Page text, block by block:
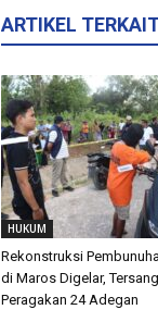
ARTIKEL
HUKUM
Rekonstruksi
di Maros Digelar,
Peragakan 24 Adegan